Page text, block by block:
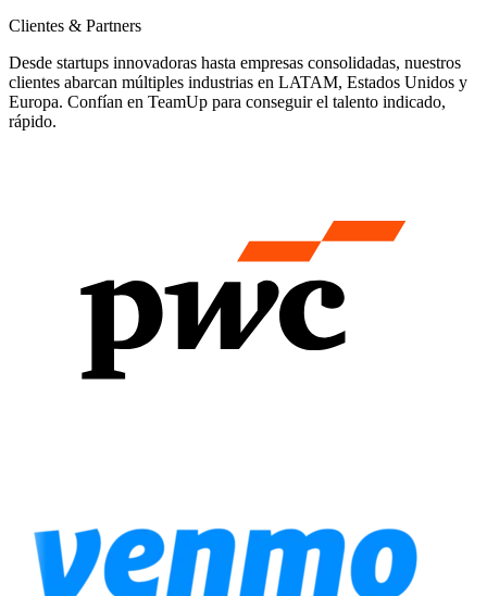
Clientes & Partners
Desde startups innovadoras hasta empresas consolidadas, nuestros
clientes abarcan múltiples industrias en LATAM, Estados Unidos y
Europa. Confían en TeamUp para conseguir el talento indicado,
rápido.